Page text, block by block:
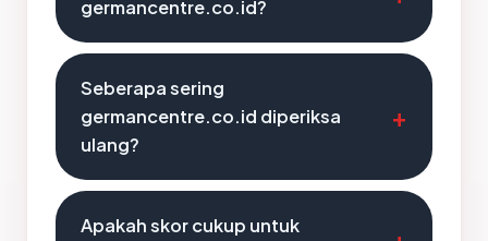
germancentre.co.id?
Seberapa sering
germancentre.co.id diperiksa
ulang?
Apakah skor cukup untuk